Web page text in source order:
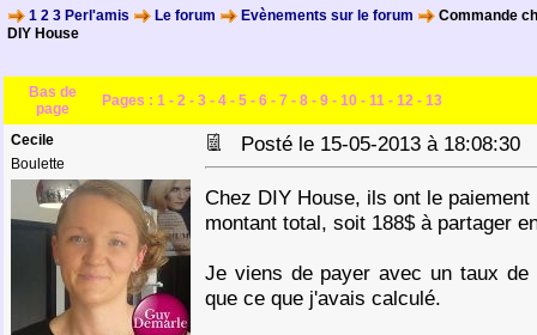
1 2 3 Perl'amis Le forum Evènements sur le forum
Commande
DIY House
Bas de
page
Pages : 1 - 2 - 3 - 4 - 5 - 6 - 7 - 8 - 9 - 10 - 11 - 12 - 13
Cecile
Boulette
Posté le 15-05-2013 à 18:08:30
Chez DIY House, ils ont le
montant total, soit 188$ à partager
Je viens de payer avec un taux de
que ce que j'avais calculé.